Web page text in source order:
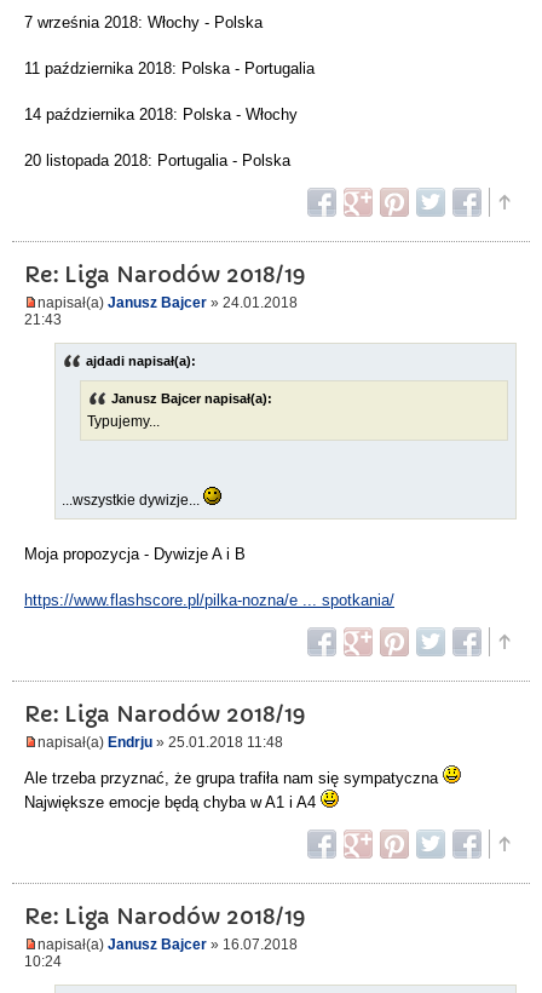
7 września 2018: Włochy - Polska
11 października 2018: Polska - Portugalia
14 października 2018: Polska - Włochy
20 listopada 2018: Portugalia - Polska
Re: Liga Narodów 2018/19
napisał(a) Janusz Bajcer » 24.01.2018
21:43
ajdadi napisał(a):
Janusz Bajcer napisał(a):
Typujemy...
...wszystkie dywizje...
Moja propozycja - Dywizje A i B
https://www.flashscore.pl/pilka-nozna/e ... spotkania/
Re: Liga Narodów 2018/19
napisał(a) Endrju » 25.01.2018 11:48
Ale trzeba przyznać, że grupa trafiła nam się sympatyczna
Największe emocje będą chyba w A1 i A4
Re: Liga Narodów 2018/19
napisał(a) Janusz Bajcer » 16.07.2018
10:24